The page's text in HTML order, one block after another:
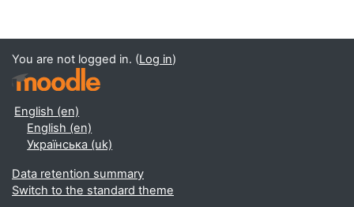
You are not logged in. (Log in)
English ‎(en)‎
English ‎(en)‎
Українська ‎(uk)‎
Data retention summary
Switch to the standard theme